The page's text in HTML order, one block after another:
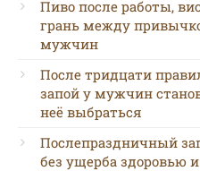
Пиво после работы,
грань между
мужчин
После тридцати
запой у мужчин
неё выбраться
Послепраздничный
без ущерба здоровью